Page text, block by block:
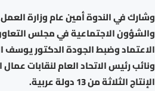
وشارك في الندوة أمين عام وزارة
والشؤون الاجتماعية في مجلس
الاعتماد وضبط الجودة الدكتور يوسف
ونائب رئيس الاتحاد العام لنقابات
الإنتاج الثلاثة من 13 دولة عربية.